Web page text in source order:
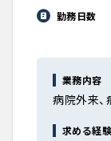
勤務日数
業務内容
病院外来、
求める経